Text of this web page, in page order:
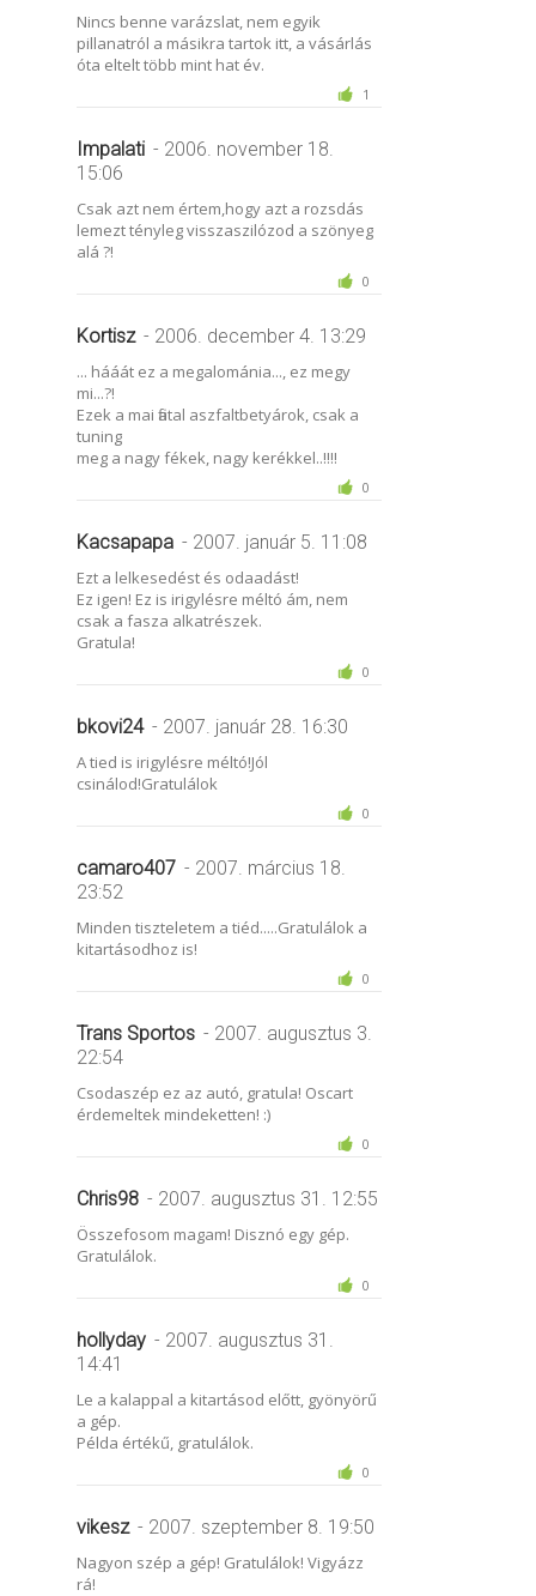
Nincs benne varázslat, nem egyik
pillanatról a másikra tartok itt, a vásárlás
óta eltelt több mint hat év.
1
Impalati - 2006. november 18.
15:06
Csak azt nem értem,hogy azt a rozsdás
lemezt tényleg visszaszilózod a szönyeg
alá ?!
0
Kortisz - 2006. december 4. 13:29
... hááát ez a megalománia..., ez megy
mi...?!
Ezek a mai fiatal aszfaltbetyárok, csak a
tuning
meg a nagy fékek, nagy kerékkel..!!!!
0
Kacsapapa - 2007. január 5. 11:08
Ezt a lelkesedést és odaadást!
Ez igen! Ez is irigylésre méltó ám, nem
csak a fasza alkatrészek.
Gratula!
0
bkovi24 - 2007. január 28. 16:30
A tied is irigylésre méltó!Jól
csinálod!Gratulálok
0
camaro407 - 2007. március 18.
23:52
Minden tiszteletem a tiéd.....Gratulálok a
kitartásodhoz is!
0
Trans Sportos - 2007. augusztus 3.
22:54
Csodaszép ez az autó, gratula! Oscart
érdemeltek mindeketten! :)
0
Chris98 - 2007. augusztus 31. 12:55
Összefosom magam! Disznó egy gép.
Gratulálok.
0
hollyday - 2007. augusztus 31.
14:41
Le a kalappal a kitartásod előtt, gyönyörű
a gép.
Példa értékű, gratulálok.
0
vikesz - 2007. szeptember 8. 19:50
Nagyon szép a gép! Gratulálok! Vigyázz
rá!